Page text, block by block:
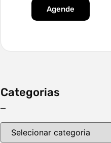
Agende
Categorias
–